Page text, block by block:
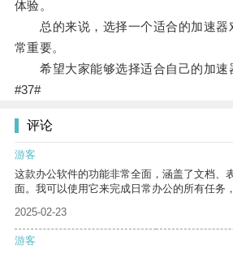
体验。
总的来说，选择一个适合的加速器
常重要。
希望大家能够选择适合自己的加速
#37#
评论
游客
这款办公软件的功能非常全面，涵盖了文档、
面。我可以使用它来完成日常办公的所有任务
2025-02-23
游客